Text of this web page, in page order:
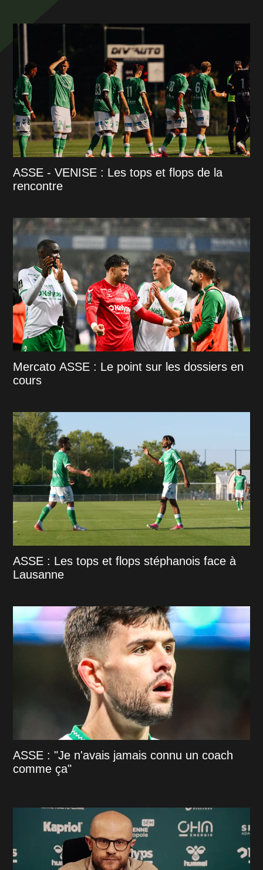
ASSE - VENISE : Les tops et flops de la
rencontre
Mercato ASSE : Le point sur les dossiers en
cours
ASSE : Les tops et flops stéphanois face à
Lausanne
ASSE : "Je n'avais jamais connu un coach
comme ça"